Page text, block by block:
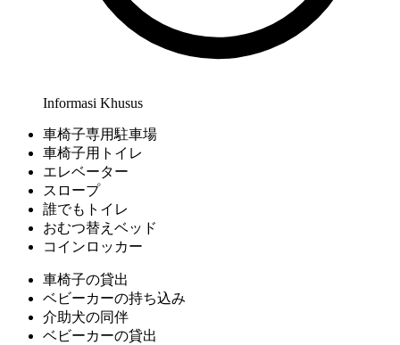
Informasi Khusus
車椅子専用駐車場
車椅子用トイレ
エレベーター
スロープ
誰でもトイレ
おむつ替えベッド
コインロッカー
車椅子の貸出
ベビーカーの持ち込み
介助犬の同伴
ベビーカーの貸出